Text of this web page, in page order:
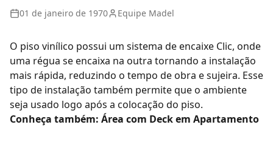
01 de janeiro de 1970 Equipe Madel
O piso vinílico possui um sistema de encaixe Clic, onde
uma régua se encaixa na outra tornando a instalação
mais rápida, reduzindo o tempo de obra e sujeira. Esse
tipo de instalação também permite que o ambiente
seja usado logo após a colocação do piso.
Conheça também: Área com Deck em Apartamento